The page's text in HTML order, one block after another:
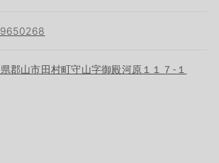
郡山市田村町守山字御殿河原１１７-１